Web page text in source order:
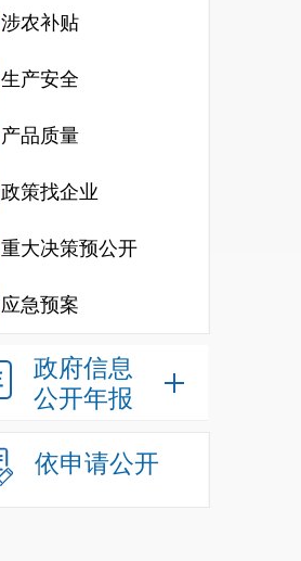
涉农补贴
生产安全
产品质量
政策找企业
重大决策预公开
应急预案
政府信息
公开年报
依申请公开